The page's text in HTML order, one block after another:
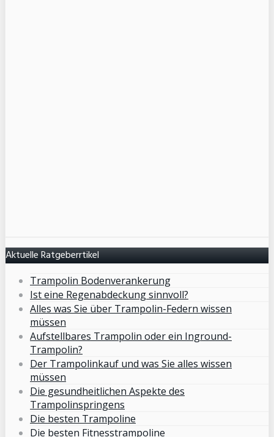
Aktuelle Ratgeberrtikel
Trampolin Bodenverankerung
Ist eine Regenabdeckung sinnvoll?
Alles was Sie über Trampolin-Federn wissen
müssen
Aufstellbares Trampolin oder ein Inground-
Trampolin?
Der Trampolinkauf und was Sie alles wissen
müssen
Die gesundheitlichen Aspekte des
Trampolinspringens
Die besten Trampoline
Die besten Fitnesstrampoline